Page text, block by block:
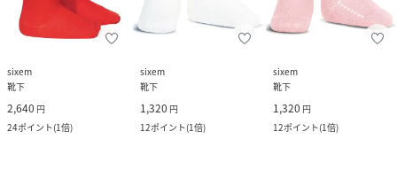
sixem
靴下
2,640 円
24ポイント(1倍)
sixem
靴下
1,320 円
12ポイント(1倍)
sixem
靴下
1,320 円
12ポイント(1倍)